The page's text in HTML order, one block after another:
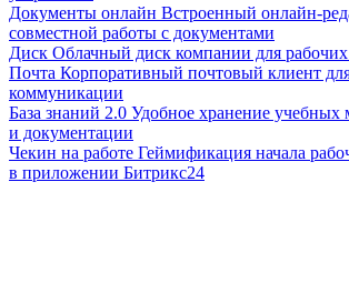
Документы онлайн Встроенный онлайн-
совместной работы с документами
Диск Облачный диск компании для
Почта Корпоративный почтовый клиент
коммуникации
База знаний 2.0 Удобное хранение учебных
и документации
Чекин на работе Геймификация начала
в приложении Битрикс24